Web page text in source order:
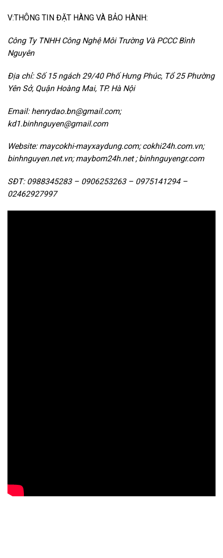
V:THÔNG TIN ĐẶT HÀNG VÀ BẢO HÀNH:
Công Ty TNHH Công Nghệ Môi Trường Và PCCC Bình
Nguyên
Địa chỉ: Số 15 ngách 29/40 Phố Hưng Phúc, Tổ 25 Phường
Yên Sở, Quận Hoàng Mai, TP. Hà Nội
Email: henrydao.bn@gmail.com;
kd1.binhnguyen@gmail.com
Website: maycokhi-mayxaydung.com; cokhi24h.com.vn;
binhnguyen.net.vn; maybom24h.net ; binhnguyengr.com
SĐT: 0988345283 – 0906253263 – 0975141294 –
02462927997